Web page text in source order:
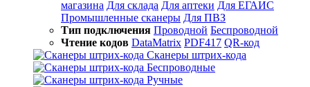
магазина Для склада Для аптеки Для ЕГАИС
Промышленные сканеры Для ПВЗ
Тип подключения Проводной Беспроводной
Чтение кодов DataMatrix PDF417 QR-код
Сканеры штрих-кода
Беспроводные
Ручные